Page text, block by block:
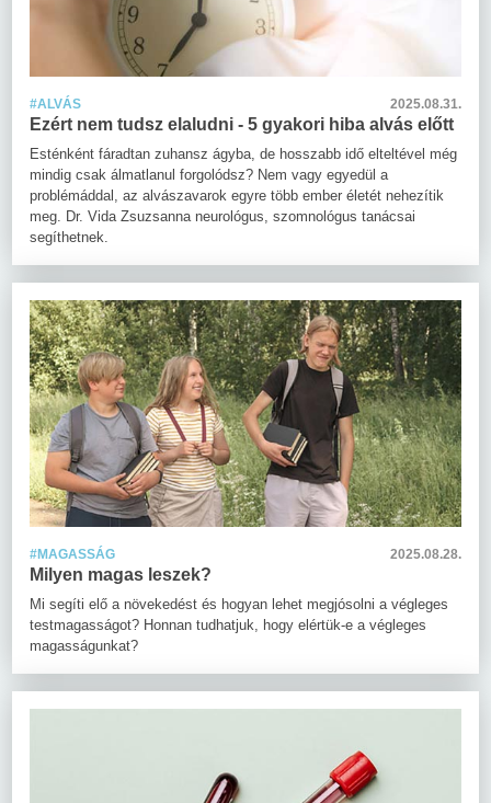
#ALVÁS 2025.08.31.
Ezért nem tudsz elaludni - 5 gyakori hiba alvás előtt
Esténként fáradtan zuhansz ágyba, de hosszabb idő elteltével még
mindig csak álmatlanul forgolódsz? Nem vagy egyedül a
problémáddal, az alvászavarok egyre több ember életét nehezítik
meg. Dr. Vida Zsuzsanna neurológus, szomnológus tanácsai
segíthetnek.
#MAGASSÁG 2025.08.28.
Milyen magas leszek?
Mi segíti elő a növekedést és hogyan lehet megjósolni a végleges
testmagasságot? Honnan tudhatjuk, hogy elértük-e a végleges
magasságunkat?